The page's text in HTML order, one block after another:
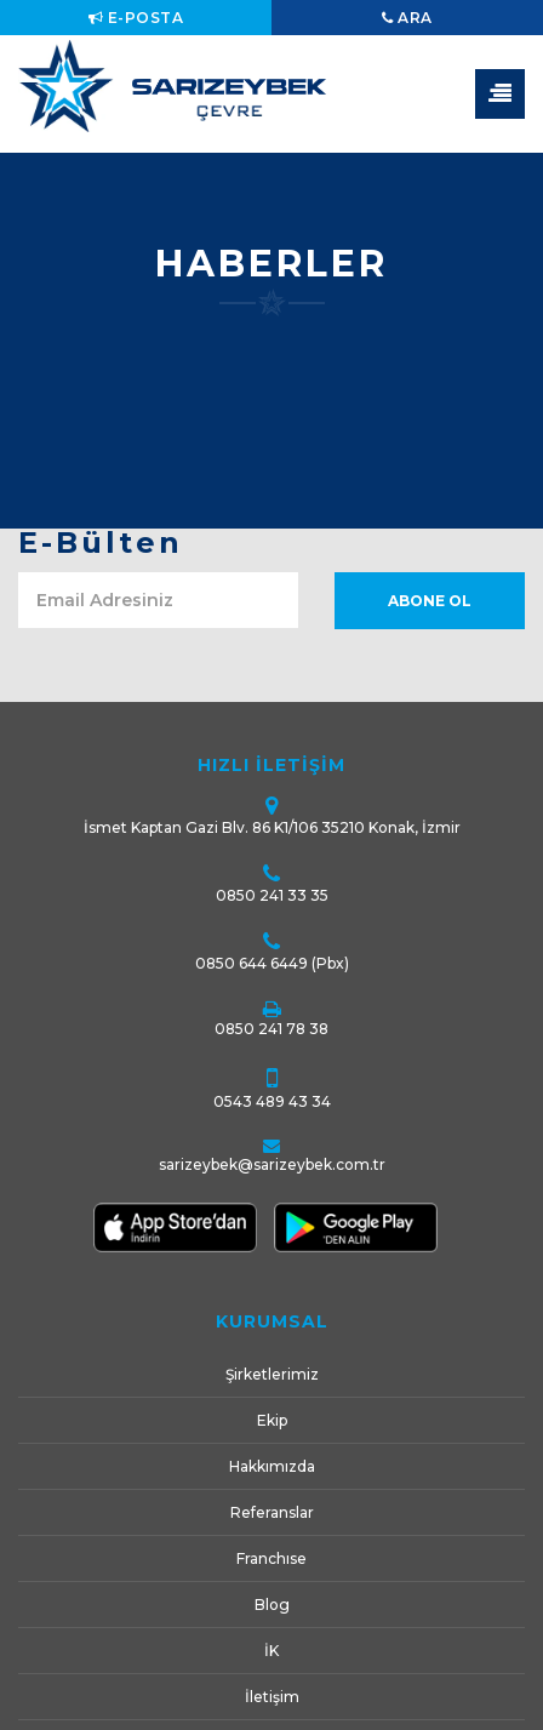
E-POSTA ARA
HABERLER
E-Bülten
HIZLI İLETİŞİM
İsmet Kaptan Gazi Blv. 86 K1/106 35210 Konak, İzmir
0850 241 33 35
0850 644 6449 (Pbx)
0850 241 78 38
0543 489 43 34
sarizeybek@sarizeybek.com.tr
KURUMSAL
Şirketlerimiz
Ekip
Hakkımızda
Referanslar
Franchıse
Blog
İK
İletişim